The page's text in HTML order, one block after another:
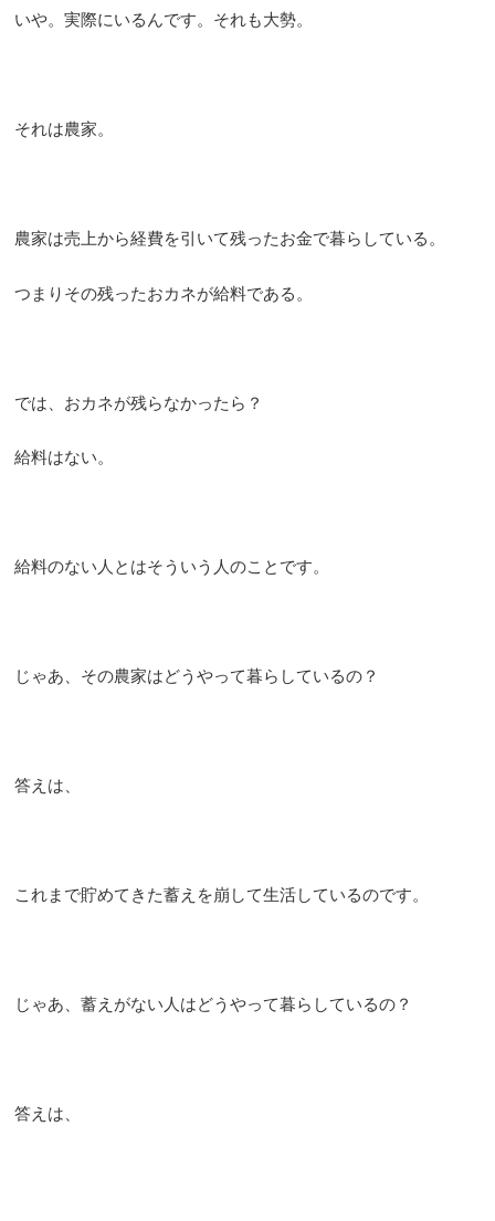
いや。実際にいるんです。それも大勢。
それは農家。
農家は売上から経費を引いて残ったお金で暮らしている。
つまりその残ったおカネが給料である。
では、おカネが残らなかったら？
給料はない。
給料のない人とはそういう人のことです。
じゃあ、その農家はどうやって暮らしているの？
答えは、
これまで貯めてきた蓄えを崩して生活しているのです。
じゃあ、蓄えがない人はどうやって暮らしているの？
答えは、